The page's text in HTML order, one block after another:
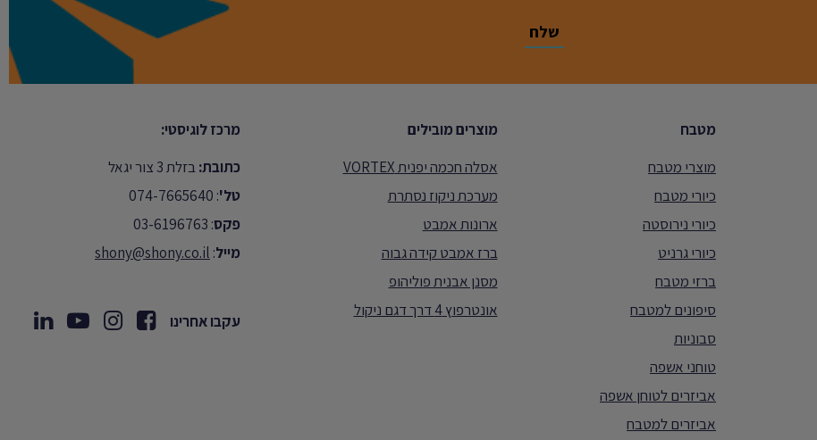
מטבח
מוצרי מטבח
כיורי מטבח
כיורי נירוסטה
כיורי גרניט
ברזי מטבח
סיפונים למטבח
סבוניות
טוחני אשפה
אביזרים לטוחן אשפה
אביזרים למטבח
מוצרים מובילים
אסלה חכמה יפנית VORTEX
מערכת ניקוז נסתרת
ארונות אמבט
ברז אמבט קידה גבוה
מסנן אבנית פוליהופ
אונטרפוץ 4 דרך דגם ניקול
מרכז לוגיסטי:
כתובת:בזלת 3 צור יגאל
טל': 074-7665640
פקס: 03-6196763
מייל:
shony@shony.co.il
עקבו אחרינו